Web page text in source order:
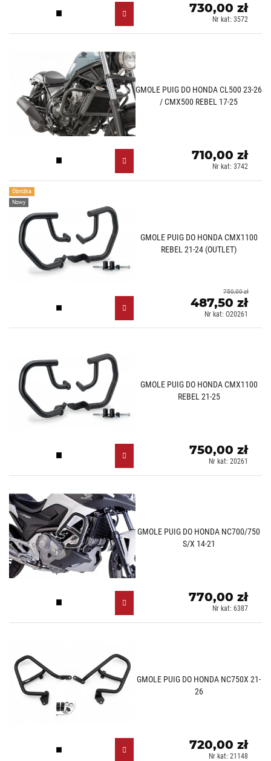
Czarny (N)
730,00 zł
Nr kat: 3572
GMOLE PUIG DO HONDA CL500 23-26
/ CMX500 REBEL 17-25
Czarny (N)
710,00 zł
Nr kat: 3742
GMOLE PUIG DO HONDA CMX1100
REBEL 21-24 (OUTLET)
Czarny (N)
Obniżka
Nowy
487,50 zł
750,00 zł
Nr kat: O20261
GMOLE PUIG DO HONDA CMX1100
REBEL 21-25
Czarny (N)
750,00 zł
Nr kat: 20261
GMOLE PUIG DO HONDA NC700/750
S/X 14-21
Czarny (N)
770,00 zł
Nr kat: 6387
GMOLE PUIG DO HONDA NC750X 21-
26
Czarny (N)
720,00 zł
Nr kat: 21148